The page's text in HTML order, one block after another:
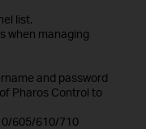
list.
when managing
and password
Pharos Control to
605/610/710